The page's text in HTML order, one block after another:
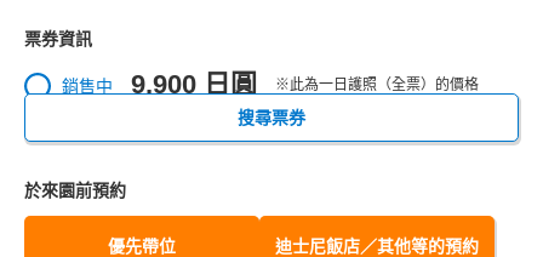
票券資訊
銷售中 9,900 日圓 ※此為一日護照（全票）的價格
搜尋票券
於來園前預約
優先帶位 迪士尼飯店／其他等的預約